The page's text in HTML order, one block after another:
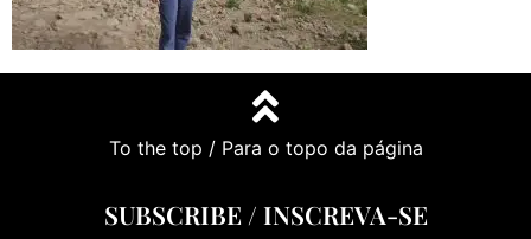
To the top / Para o topo da página
SUBSCRIBE / INSCREVA-SE